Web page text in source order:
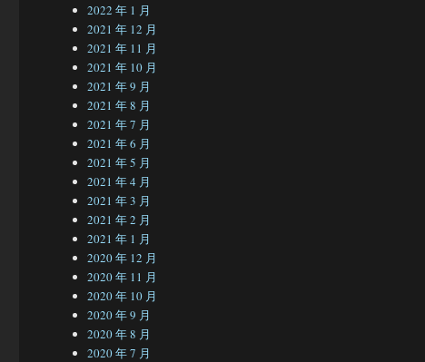
2022 年 1 月
2021 年 12 月
2021 年 11 月
2021 年 10 月
2021 年 9 月
2021 年 8 月
2021 年 7 月
2021 年 6 月
2021 年 5 月
2021 年 4 月
2021 年 3 月
2021 年 2 月
2021 年 1 月
2020 年 12 月
2020 年 11 月
2020 年 10 月
2020 年 9 月
2020 年 8 月
2020 年 7 月